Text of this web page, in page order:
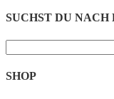
SUCHST DU NACH
nach:
SHOP